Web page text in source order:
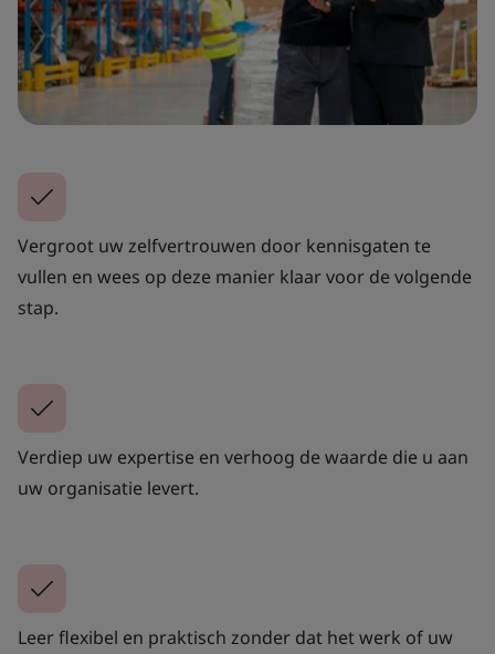
Vergroot uw zelfvertrouwen door kennisgaten te
vullen en wees op deze manier klaar voor de volgende
stap.
Verdiep uw expertise en verhoog de waarde die u aan
uw organisatie levert.
Leer flexibel en praktisch zonder dat het werk of uw